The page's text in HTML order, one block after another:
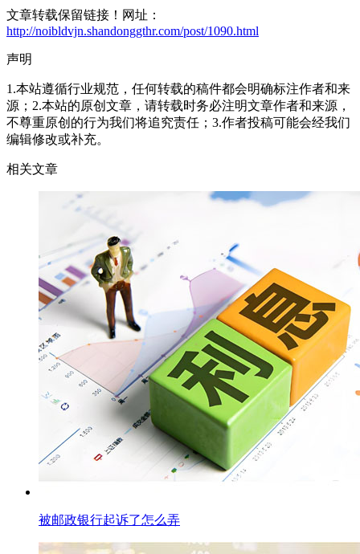
文章转载保留链接！网址：
http://noibldvjn.shandonggthr.com/post/1090.html
声明
1.本站遵循行业规范，任何转载的稿件都会明确标注作者和来
源；2.本站的原创文章，请转载时务必注明文章作者和来源，
不尊重原创的行为我们将追究责任；3.作者投稿可能会经我们
编辑修改或补充。
相关文章
被邮政银行起诉了怎么弄